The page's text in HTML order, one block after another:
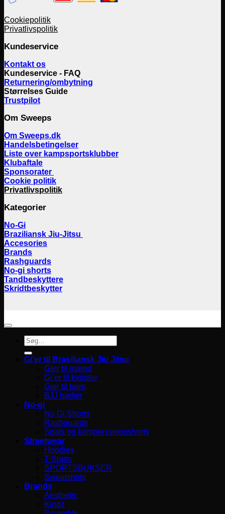
Cookiepolitik
Privatlivspolitik
Kundeservice
Kontakt os
Kundeservice - FAQ
Returnering/ombytning
Størrelses Guide
Trustpilot
Om Sweeps
Om Sweeps.dk
Handelsbetingelser
Liste over kampsportsklubber
Klubaftale
Sponsorater
Cookie politik
Privatlivspolitik
Kategorier
No-Gi
Braziliansk Jiu-Jitsu
Accesories
Brands
Rashguards
No-gi shorts
Tandbeskyttere
Skridtbeskytter
Søg
efter:
Gi’er til Brasiliansk Jiu Jitsu
Gier til mænd
Gi’er til kvinder
Gier til børn
BJJ bælter
No-gi
No Gi Shorts
Rashguards
Spats og kompressionsshorts
Streetwear
Hoodies
T-Shirts
SPORTSBUKSER
Sweatshirts
Brands
Aesthetic
Kingz